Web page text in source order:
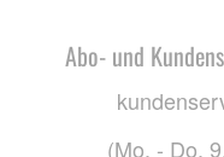
Abo- und
(Mo. - Do.